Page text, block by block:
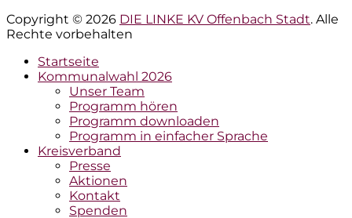
Copyright © 2026 DIE LINKE KV Offenbach Stadt. Alle
Rechte vorbehalten
Startseite
Kommunalwahl 2026
Unser Team
Programm hören
Programm downloaden
Programm in einfacher Sprache
Kreisverband
Presse
Aktionen
Kontakt
Spenden